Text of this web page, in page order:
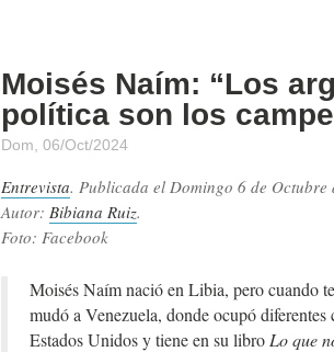
Moisés Naím: “Los
política son los
Dom, 06/Oct/2024
Entrevista. Publicada el Domingo 6 de Octubre
Autor: Bibiana Ruiz.
Foto: Facebook
Moisés Naím nació en Libia, pero cuando
mudó a Venezuela, donde ocupó
Estados Unidos y tiene en su libro Lo que